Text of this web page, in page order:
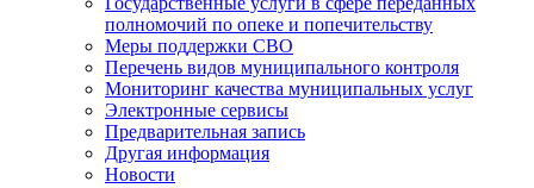
полномочий по опеке и попечительству
Меры поддержки СВО
Перечень видов муниципального контроля
Мониторинг качества муниципальных услуг
Электронные сервисы
Предварительная запись
Другая информация
Новости